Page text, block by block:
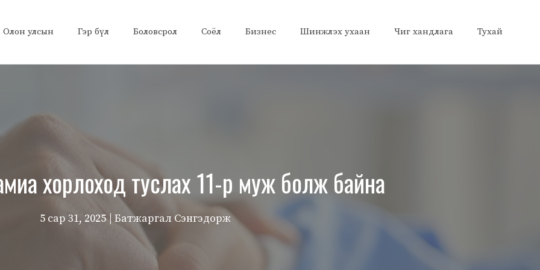
Олон улсын Гэр бүл Боловсрол Соёл Бизнес Шинжлэх ухаан Чиг хандлага Тухай
хорлоход туслах 11-р муж болж байна
5 сар 31, 2025 | Батжаргал Сэнгэдорж